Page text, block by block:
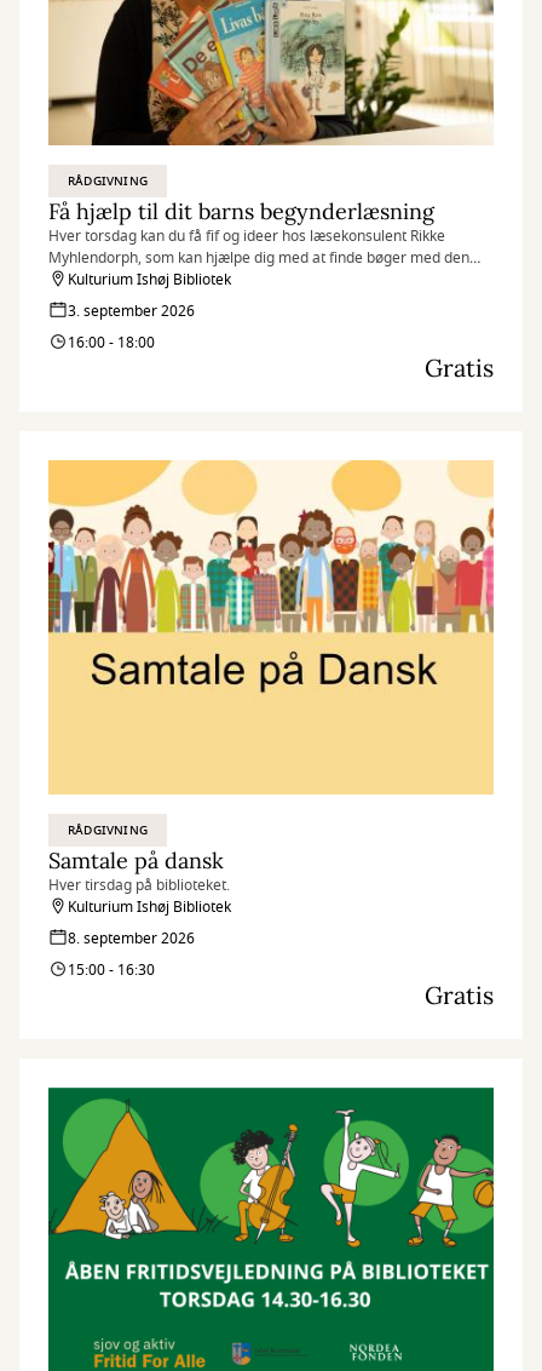
RÅDGIVNING
Få hjælp til dit barns begynderlæsning
Hver torsdag kan du få fif og ideer hos læsekonsulent Rikke
Myhlendorph, som kan hjælpe dig med at finde bøger med den
helt rigtige sværhedsgrad til dit barn.
Kulturium Ishøj Bibliotek
3. september 2026
16:00 - 18:00
Gratis
RÅDGIVNING
Samtale på dansk
Hver tirsdag på biblioteket.
Kulturium Ishøj Bibliotek
8. september 2026
15:00 - 16:30
Gratis